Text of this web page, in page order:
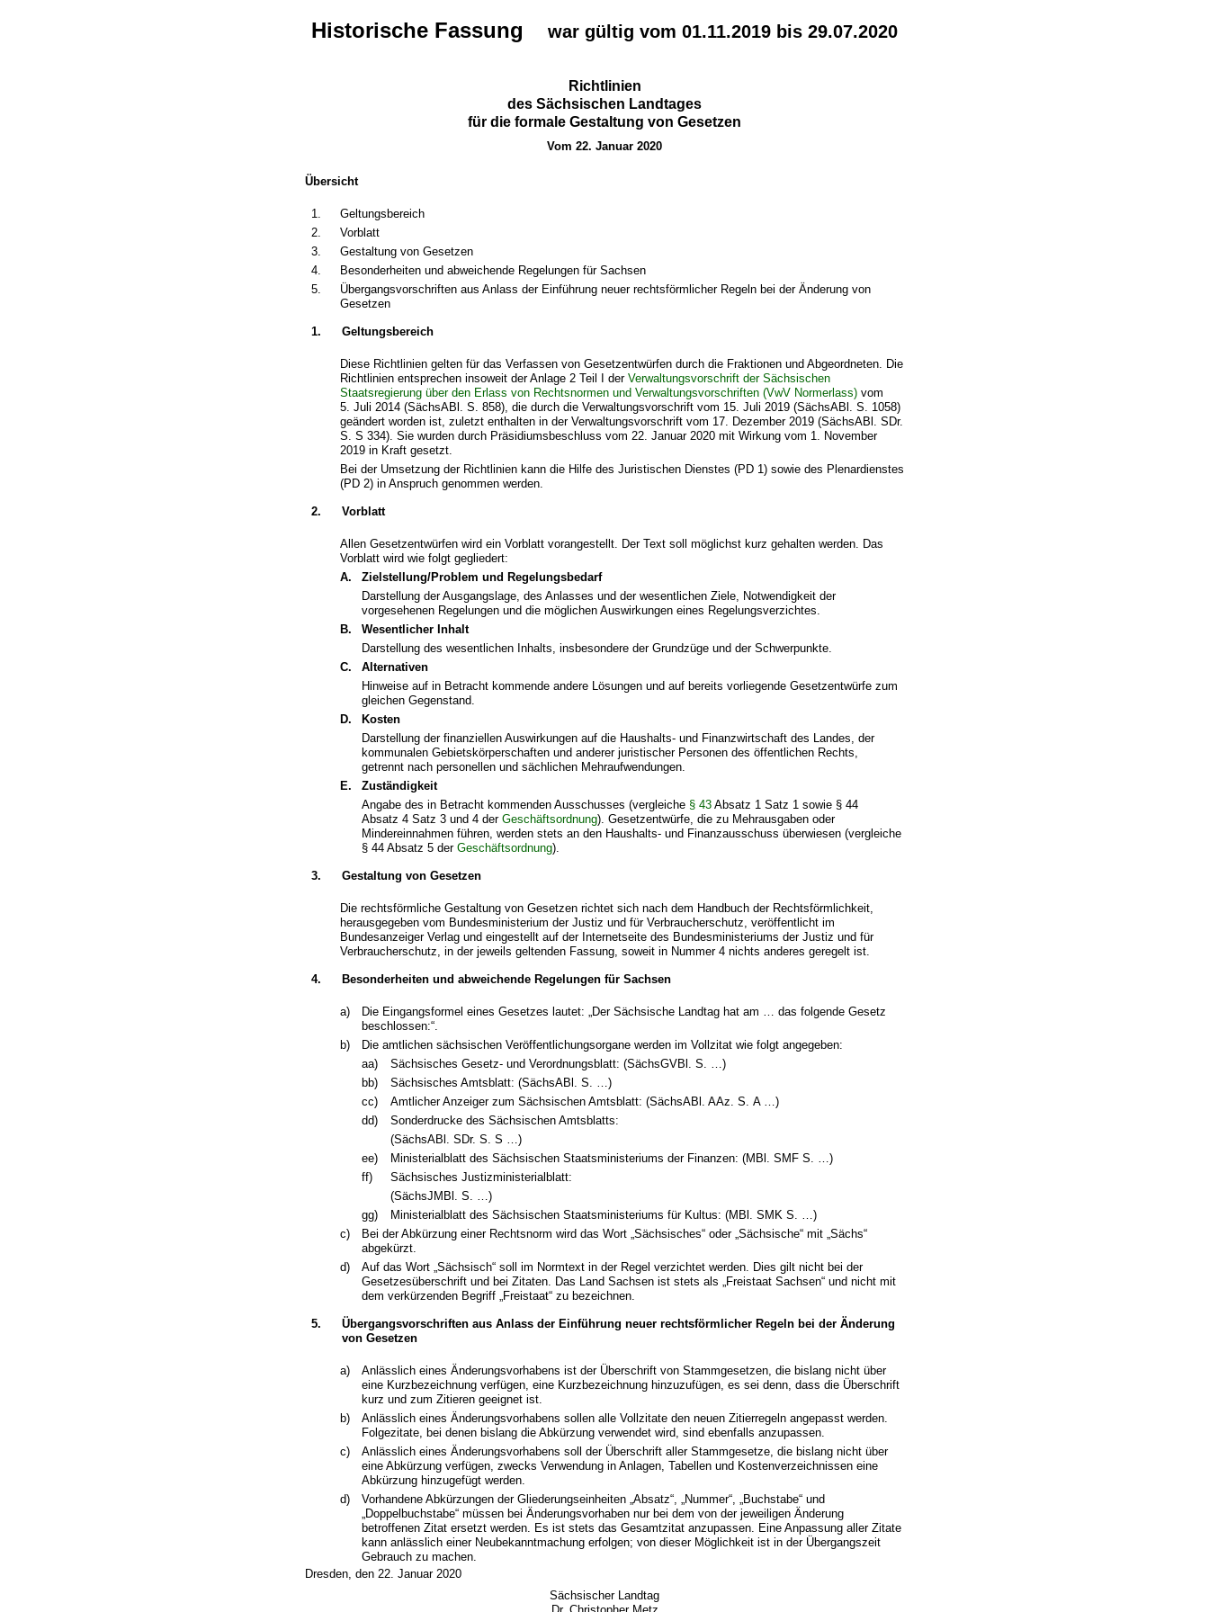
Historische Fassung war gültig vom 01.11.2019 bis 29.07.2020
Richtlinien
des Sächsischen Landtages
für die formale Gestaltung von Gesetzen
Vom 22. Januar 2020
Übersicht
1.
Geltungsbereich
2.
Vorblatt
3.
Gestaltung von Gesetzen
4.
Besonderheiten und abweichende Regelungen für Sachsen
5.
Übergangsvorschriften aus Anlass der Einführung neuer rechtsförmlicher Regeln bei der Änderung von
Gesetzen
1. Geltungsbereich
Diese Richtlinien gelten für das Verfassen von Gesetzentwürfen durch die Fraktionen und Abgeordneten. Die
Richtlinien entsprechen insoweit der Anlage 2 Teil I der Verwaltungsvorschrift der Sächsischen
Staatsregierung über den Erlass von Rechtsnormen und Verwaltungsvorschriften (VwV Normerlass)vom
5. Juli 2014 (SächsABl. S. 858), die durch die Verwaltungsvorschrift vom 15. Juli 2019 (SächsABl. S. 1058)
geändert worden ist, zuletzt enthalten in der Verwaltungsvorschrift vom 17. Dezember 2019 (SächsABl. SDr.
S. S 334). Sie wurden durch Präsidiumsbeschluss vom 22. Januar 2020 mit Wirkung vom 1. November
2019 in Kraft gesetzt.
Bei der Umsetzung der Richtlinien kann die Hilfe des Juristischen Dienstes (PD 1) sowie des Plenardienstes
(PD 2) in Anspruch genommen werden.
2. Vorblatt
Allen Gesetzentwürfen wird ein Vorblatt vorangestellt. Der Text soll möglichst kurz gehalten werden. Das
Vorblatt wird wie folgt gegliedert:
A.
Zielstellung/Problem und Regelungsbedarf
Darstellung der Ausgangslage, des Anlasses und der wesentlichen Ziele, Notwendigkeit der
vorgesehenen Regelungen und die möglichen Auswirkungen eines Regelungsverzichtes.
B.
Wesentlicher Inhalt
Darstellung des wesentlichen Inhalts, insbesondere der Grundzüge und der Schwerpunkte.
C.
Alternativen
Hinweise auf in Betracht kommende andere Lösungen und auf bereits vorliegende Gesetzentwürfe zum
gleichen Gegenstand.
D.
Kosten
Darstellung der finanziellen Auswirkungen auf die Haushalts- und Finanzwirtschaft des Landes, der
kommunalen Gebietskörperschaften und anderer juristischer Personen des öffentlichen Rechts,
getrennt nach personellen und sächlichen Mehraufwendungen.
E.
Zuständigkeit
Angabe des in Betracht kommenden Ausschusses (vergleiche § 43Absatz 1 Satz 1 sowie § 44
Absatz 4 Satz 3 und 4 der Geschäftsordnung). Gesetzentwürfe, die zu Mehrausgaben oder
Mindereinnahmen führen, werden stets an den Haushalts- und Finanzausschuss überwiesen (vergleiche
§ 44 Absatz 5 der Geschäftsordnung).
3. Gestaltung von Gesetzen
Die rechtsförmliche Gestaltung von Gesetzen richtet sich nach dem Handbuch der Rechtsförmlichkeit,
herausgegeben vom Bundesministerium der Justiz und für Verbraucherschutz, veröffentlicht im
Bundesanzeiger Verlag und eingestellt auf der Internetseite des Bundesministeriums der Justiz und für
Verbraucherschutz, in der jeweils geltenden Fassung, soweit in Nummer 4 nichts anderes geregelt ist.
4. Besonderheiten und abweichende Regelungen für Sachsen
a)
Die Eingangsformel eines Gesetzes lautet: „Der Sächsische Landtag hat am … das folgende Gesetz
beschlossen:“.
b)
Die amtlichen sächsischen Veröffentlichungsorgane werden im Vollzitat wie folgt angegeben:
aa)
Sächsisches Gesetz- und Verordnungsblatt: (SächsGVBl. S. …)
bb)
Sächsisches Amtsblatt: (SächsABl. S. …)
cc)
Amtlicher Anzeiger zum Sächsischen Amtsblatt: (SächsABl. AAz. S. A …)
dd)
Sonderdrucke des Sächsischen Amtsblatts:
(SächsABl. SDr. S. S …)
ee)
Ministerialblatt des Sächsischen Staatsministeriums der Finanzen: (MBl. SMF S. …)
ff)
Sächsisches Justizministerialblatt:
(SächsJMBl. S. …)
gg)
Ministerialblatt des Sächsischen Staatsministeriums für Kultus: (MBl. SMK S. …)
c)
Bei der Abkürzung einer Rechtsnorm wird das Wort „Sächsisches“ oder „Sächsische“ mit „Sächs“
abgekürzt.
d)
Auf das Wort „Sächsisch“ soll im Normtext in der Regel verzichtet werden. Dies gilt nicht bei der
Gesetzesüberschrift und bei Zitaten. Das Land Sachsen ist stets als „Freistaat Sachsen“ und nicht mit
dem verkürzenden Begriff „Freistaat“ zu bezeichnen.
5.
Übergangsvorschriften aus Anlass der Einführung neuer rechtsförmlicher Regeln bei der Änderung
von Gesetzen
a)
Anlässlich eines Änderungsvorhabens ist der Überschrift von Stammgesetzen, die bislang nicht über
eine Kurzbezeichnung verfügen, eine Kurzbezeichnung hinzuzufügen, es sei denn, dass die Überschrift
kurz und zum Zitieren geeignet ist.
b)
Anlässlich eines Änderungsvorhabens sollen alle Vollzitate den neuen Zitierregeln angepasst werden.
Folgezitate, bei denen bislang die Abkürzung verwendet wird, sind ebenfalls anzupassen.
c)
Anlässlich eines Änderungsvorhabens soll der Überschrift aller Stammgesetze, die bislang nicht über
eine Abkürzung verfügen, zwecks Verwendung in Anlagen, Tabellen und Kostenverzeichnissen eine
Abkürzung hinzugefügt werden.
d)
Vorhandene Abkürzungen der Gliederungseinheiten „Absatz“, „Nummer“, „Buchstabe“ und
„Doppelbuchstabe“ müssen bei Änderungsvorhaben nur bei dem von der jeweiligen Änderung
betroffenen Zitat ersetzt werden. Es ist stets das Gesamtzitat anzupassen. Eine Anpassung aller Zitate
kann anlässlich einer Neubekanntmachung erfolgen; von dieser Möglichkeit ist in der Übergangszeit
Gebrauch zu machen.
Dresden, den 22. Januar 2020
Sächsischer Landtag